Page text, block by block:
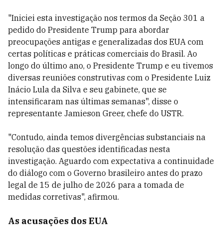
"Iniciei esta investigação nos termos da Seção 301 a
pedido do Presidente Trump para abordar
preocupações antigas e generalizadas dos EUA com
certas políticas e práticas comerciais do Brasil. Ao
longo do último ano, o Presidente Trump e eu tivemos
diversas reuniões construtivas com o Presidente Luiz
Inácio Lula da Silva e seu gabinete, que se
intensificaram nas últimas semanas", disse o
representante Jamieson Greer, chefe do USTR.
"Contudo, ainda temos divergências substanciais na
resolução das questões identificadas nesta
investigação. Aguardo com expectativa a continuidade
do diálogo com o Governo brasileiro antes do prazo
legal de 15 de julho de 2026 para a tomada de
medidas corretivas", afirmou.
As acusações dos EUA